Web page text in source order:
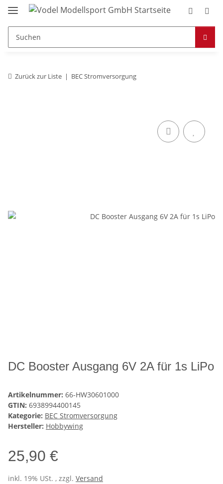
Zurück zur Liste BEC Stromversorgung
DC Booster Ausgang 6V 2A für 1s LiPo
Artikelnummer: 66-HW30601000
GTIN: 6938994400145
Kategorie: BEC Stromversorgung
Hersteller: Hobbywing
25,90 €
inkl. 19% USt. , zzgl. Versand